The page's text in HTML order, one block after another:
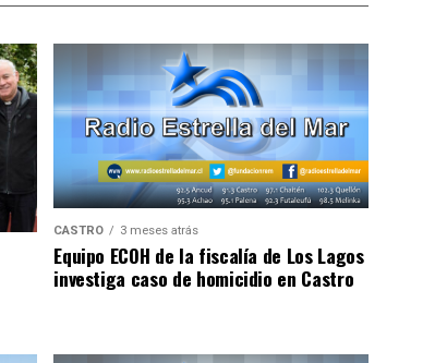
CASTRO 3 meses atrás
Equipo ECOH de la fiscalía de Los Lagos
investiga caso de homicidio en Castro